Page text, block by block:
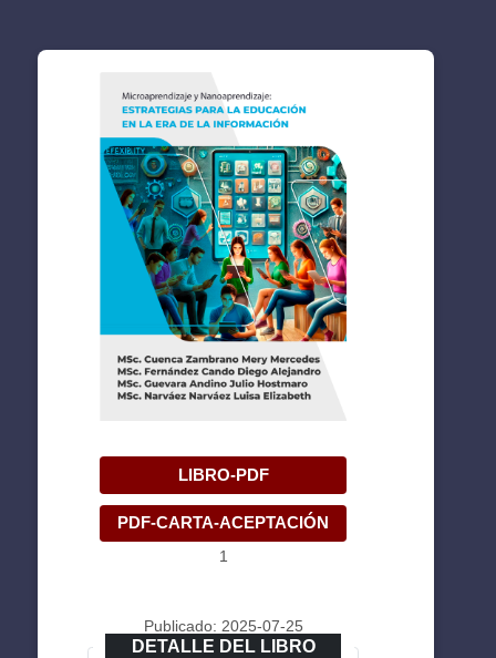
LIBRO-PDF
PDF-CARTA-ACEPTACIÓN
1
Publicado: 2025-07-25
DETALLE DEL LIBRO